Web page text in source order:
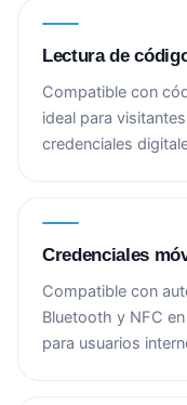
Lectura de
Compatible con
ideal para
credenciales
Credenciales
Compatible con
Bluetooth y NFC
para usuarios